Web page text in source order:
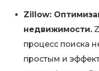
Zillow:
недвижимости.
процесс поиска
простым и